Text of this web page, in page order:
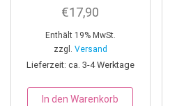
€17,90
Enthält 19% MwSt.
zzgl. Versand
Lieferzeit: ca. 3-4 Werktage
In den Warenkorb